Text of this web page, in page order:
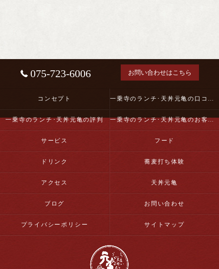
075-723-6006 お問い合わせはこちら
コンセプト 一乗寺のランチ･天丼元亀の口コミ情報
一乗寺のランチ･天丼元亀の評判 一乗寺のランチ･天丼元亀のお客様の声
サービス フード
ドリンク 蕎麦打ち体験
アクセス 天丼元亀
ブログ お問い合わせ
プライバシーポリシー サイトマップ